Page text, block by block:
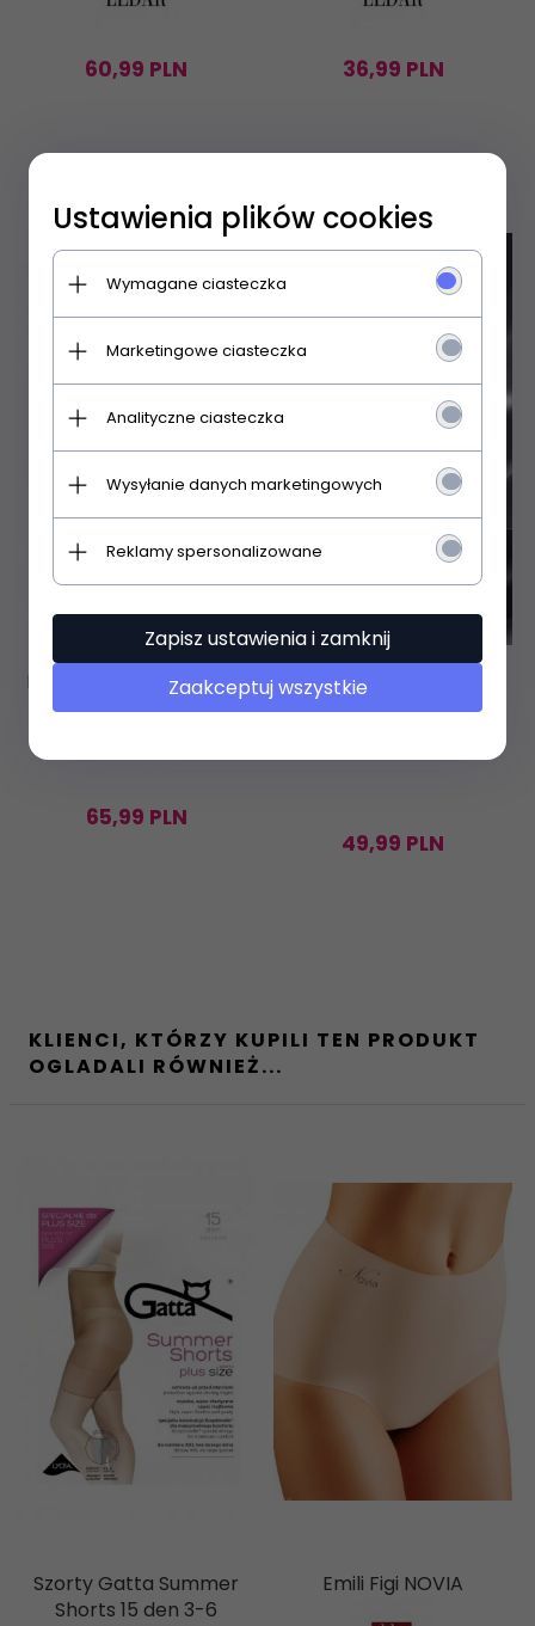
60,99 PLN 36,99 PLN
Figi Eldar Vivien 2XL-3XL
65,99 PLN
Figi Wolbar Superia S-
2XL
49,99 PLN
KLIENCI, KTÓRZY KUPILI TEN PRODUKT
OGLADALI RÓWNIEŻ...
Szorty Gatta Summer
Shorts 15 den 3-6
Emili Figi NOVIA
Ustawienia plików cookies
Wymagane ciasteczka
Marketingowe ciasteczka
Analityczne ciasteczka
Wysyłanie danych marketingowych
Reklamy spersonalizowane
Zapisz ustawienia i zamknij
Zaakceptuj wszystkie